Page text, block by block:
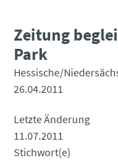
Zeitung
Park
Hessische/
26.04.2011
Letzte Änderung
11.07.2011
Stichwort(e)